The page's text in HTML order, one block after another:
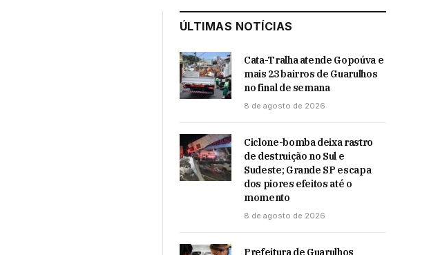
ÚLTIMAS NOTÍCIAS
Cata-Tralha atende Gopoúva e
mais 23 bairros de Guarulhos
no final de semana
8 de agosto de 2026
Ciclone-bomba deixa rastro
de destruição no Sul e
Sudeste; Grande SP escapa
dos piores efeitos até o
momento
8 de agosto de 2026
Prefeitura de Guarulhos